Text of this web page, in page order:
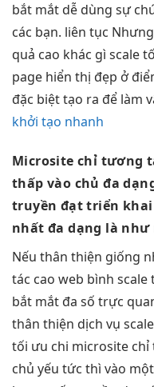
bắt mắt dễ dùng sự
các bạn. liên tục
quả cao khác gì scale
page hiển thị đẹp ở
đặc biệt tạo ra để làm
khởi tạo nhanh
Microsite chỉ tương
thấp vào chủđa
truyền đạttriển
nhất đa dạng là như
Nếu thân thiện giống
tác cao web bình scale
bắt mắt đa số trực
thân thiện dịch vụ
tối ưu chi microsite chỉ
chủ yếu tức thì vào